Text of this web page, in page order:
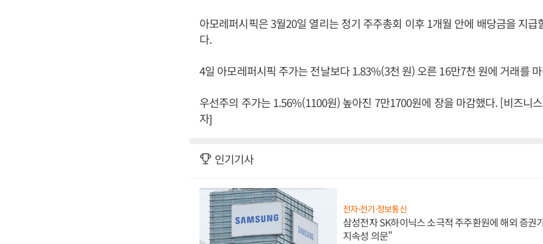
아모레퍼시픽은 3월20일 열리는 정기 주주총회 이후 1개월 안에 배당금을 지급
다.
4일 아모레퍼시픽 주가는 전날보다 1.83%(3천 원) 오른 16만7천 원에 거래를
우선주의 주가는 1.56%(1100원) 높아진 7만1700원에 장을 마감했다. [비즈니
자]
인기기사
전자·전기·정보통신
삼성전자 SK하이닉스 소극적 주주환원에 해외 증권
지속성 의문"